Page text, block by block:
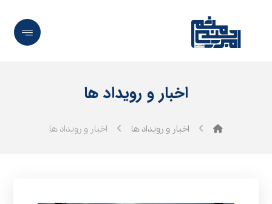
اخبار و رویداد ها
اخبار و رویداد ها اخبار و رویداد ها